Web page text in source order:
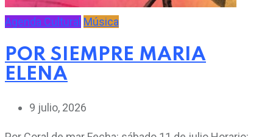
Agenda Cultural Música
POR SIEMPRE MARIA
ELENA
9 julio, 2026